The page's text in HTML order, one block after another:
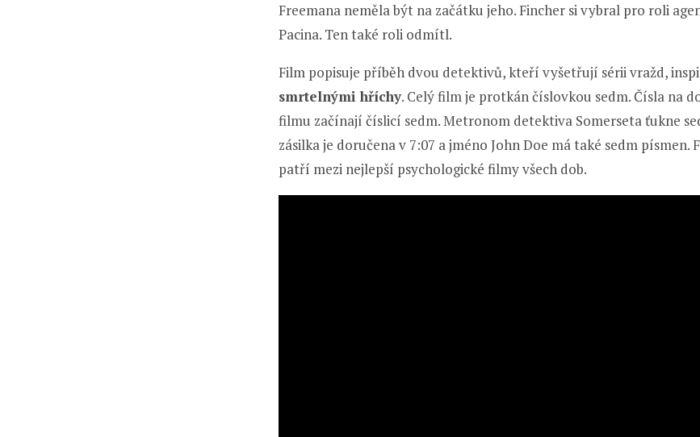
Freemana neměla být na začátku jeho. Fincher si vybral pro roli
Pacina. Ten také roli odmítl.
Film popisuje příběh dvou detektivů, kteří vyšetřují sérii vražd,
smrtelnými hříchy. Celý film je protkán číslovkou sedm. Čísla na
filmu začínají číslicí sedm. Metronom detektiva Somerseta ťukne
zásilka je doručena v 7:07 a jméno John Doe má také sedm písmen.
patří mezi nejlepší psychologické filmy všech dob.